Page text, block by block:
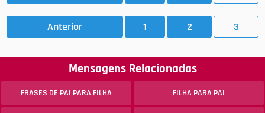
Anterior 1 2 3
Mensagens Relacionadas
FRASES DE PAI PARA FILHA FILHA PARA PAI